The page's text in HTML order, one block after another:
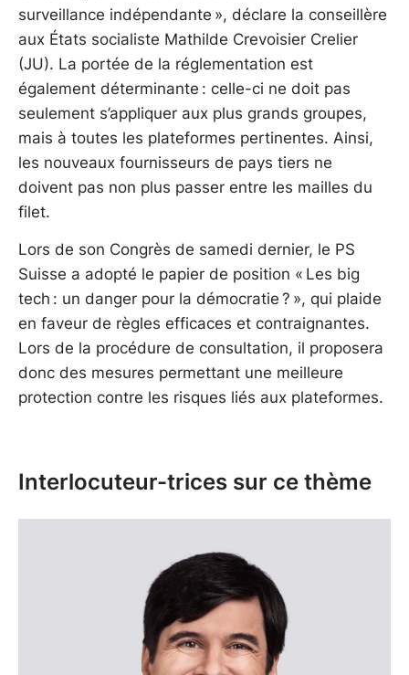
surveillance indépendante », déclare la conseillère
aux États socialiste Mathilde Crevoisier Crelier
(JU). La portée de la réglementation est
également déterminante : celle-ci ne doit pas
seulement s’appliquer aux plus grands groupes,
mais à toutes les plateformes pertinentes. Ainsi,
les nouveaux fournisseurs de pays tiers ne
doivent pas non plus passer entre les mailles du
filet.
Lors de son Congrès de samedi dernier, le PS
Suisse a adopté le papier de position « Les big
tech : un danger pour la démocratie ? », qui plaide
en faveur de règles efficaces et contraignantes.
Lors de la procédure de consultation, il proposera
donc des mesures permettant une meilleure
protection contre les risques liés aux plateformes.
Interlocuteur-trices sur ce thème